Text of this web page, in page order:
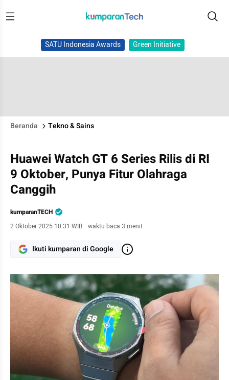
SATU Indonesia Awards Green Initiative
Beranda Tekno & Sains
Huawei Watch GT 6 Series Rilis di RI
9 Oktober, Punya Fitur Olahraga
Canggih
kumparanTECH
2 Oktober 2025 10:31 WIB · waktu baca 3 menit
Ikuti kumparan di Google